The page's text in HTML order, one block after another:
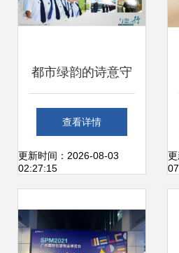
都市绿韵的诗意守
护者——专业城市
绿化管理服务
查看详情
更新时间：2026-08-03
02:27:15